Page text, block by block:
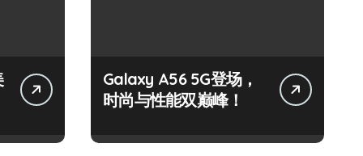
Galaxy A56 5G登场，
时尚与性能双巅峰！